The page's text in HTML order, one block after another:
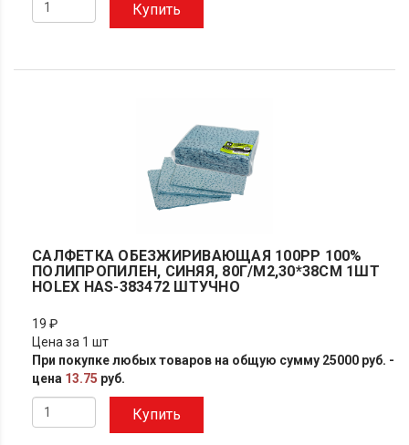
Купить
САЛФЕТКА ОБЕЗЖИРИВАЮЩАЯ 100PP 100%
ПОЛИПРОПИЛЕН, СИНЯЯ, 80Г/М2,30*38СМ 1ШТ
HOLEX HAS-383472 ШТУЧНО
19 ₽
Цена за 1 шт
При покупке любых товаров на общую сумму 25000 руб. -
цена 13.75 руб.
Купить